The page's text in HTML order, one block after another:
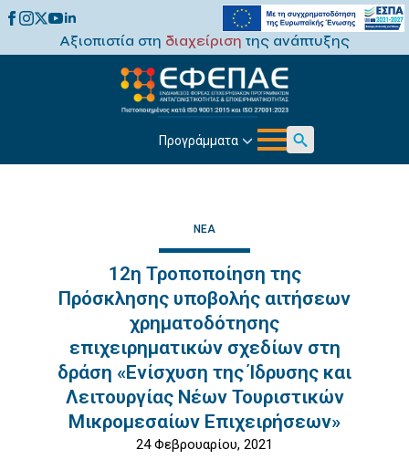
Αξιοπιστία στη διαχείριση της ανάπτυξης
Προγράμματα
Search
ΝΈΑ
12η Τροποποίηση της
Πρόσκλησης υποβολής αιτήσεων
χρηματοδότησης
επιχειρηματικών σχεδίων στη
δράση «Ενίσχυση της Ίδρυσης και
Λειτουργίας Νέων Τουριστικών
Μικρομεσαίων Επιχειρήσεων»
24 Φεβρουαρίου, 2021